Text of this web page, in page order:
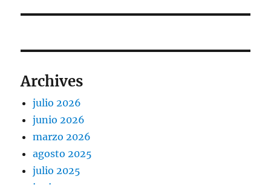
Archives
julio 2026
junio 2026
marzo 2026
agosto 2025
julio 2025